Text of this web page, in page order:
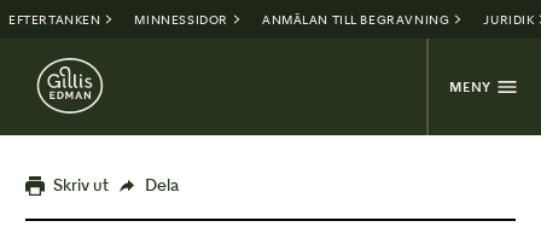
EFTERTANKEN MINNESSIDOR ANMÄLAN TILL BEGRAVNING JURIDIK
MENY
Skriv ut Dela